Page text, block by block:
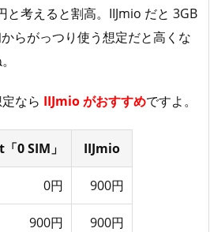
と考えると割高。IIJmio だと 3GB
らがっつり使う想定だと高くな
なら IIJmio がおすすめですよ。
0 SIM」 IIJmio
0円 900円
900円 900円